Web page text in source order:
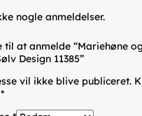
nogle anmeldelser.
at anmelde “Mariehøne
Design 11385”
vil ikke blive publiceret.
*